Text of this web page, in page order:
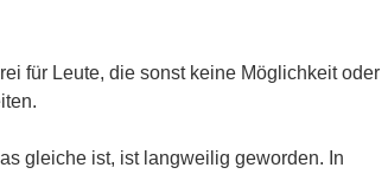
für Leute, die sonst keine Möglichkeit oder
gleiche ist, ist langweilig geworden. In